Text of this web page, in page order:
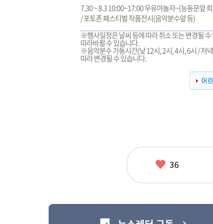
7.30 ~ 8.3 10:00~17:00 우유야놀자~(능동문앞
/ 포토존 페스티벌 작품전시(음악분수앞 등)
※행사일정은 날씨 등에 따라 취소 또는 변경될
따라바뀔 수 있습니다.
※음악분수 가동시간(낮 12시, 2시, 4시, 6시 / 저
따라 변경될 수 있습니다.
좋
36